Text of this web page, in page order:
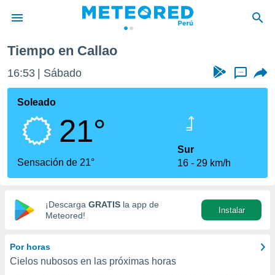
de
ha sido
calidad.
a este
las
y
digital
basada
Tiempo en Callao
16:53 Sábado ...
Soleado
21°
Sensación de 21°
Sur
16
29 km/h
¡Descarga GRATIS la app de
Meteored!
Instalar
Por horas
Cielos nubosos en las próximas horas